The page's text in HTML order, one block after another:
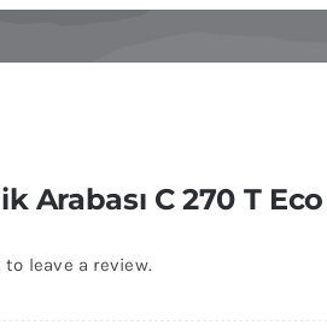
Arabası C 270 T Eco
leave a review.